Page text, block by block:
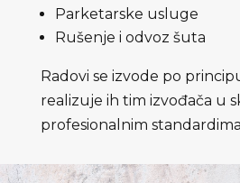
Parketarske usluge
Rušenje i odvoz šuta
Radovi se izvode po
realizuje ih tim izvođača u
profesionalnim